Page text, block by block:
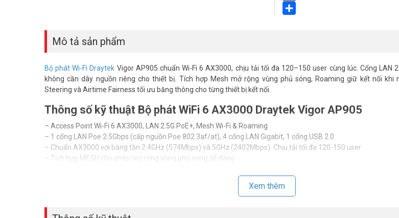
Email
Mô tả sản phẩm
Bộ phát Wi-Fi Draytek Vigor AP905 chuẩn Wi-Fi 6 AX3000, chịu tải tối đa 120–150 user cùng lúc. Cổng LAN
không cần dây nguồn riêng cho thiết bị. Tích hợp Mesh mở rộng vùng phủ sóng, Roaming giữ kết nối khi
Steering và Airtime Fairness tối ưu băng thông cho từng thiết bị kết nối.
Thông số kỹ thuật Bộ phát WiFi 6 AX3000 Draytek Vigor AP905
– Access Point Wi-Fi 6 AX3000, LAN 2.5G PoE+, Mesh Wi-Fi & Roaming
– 1 cổng LAN Poe 2.5Gbps (cấp nguồn Poe 802.3af/at), 4 cổng LAN Gigabit, 1 cổng USB 2.0
– Chuẩn AX3000 với băng tần 2.4GHz (574Mbps) và 5GHz (2402Mbps). Chịu tải tối đa 120-150 user
– Tích hợp MESH cho phép mở rộng vùng phủ sóng dễ dàng.
+ Roaming cho phép người dùng di chuyển mà không lo mất kết nối Wifi.
Xem thêm